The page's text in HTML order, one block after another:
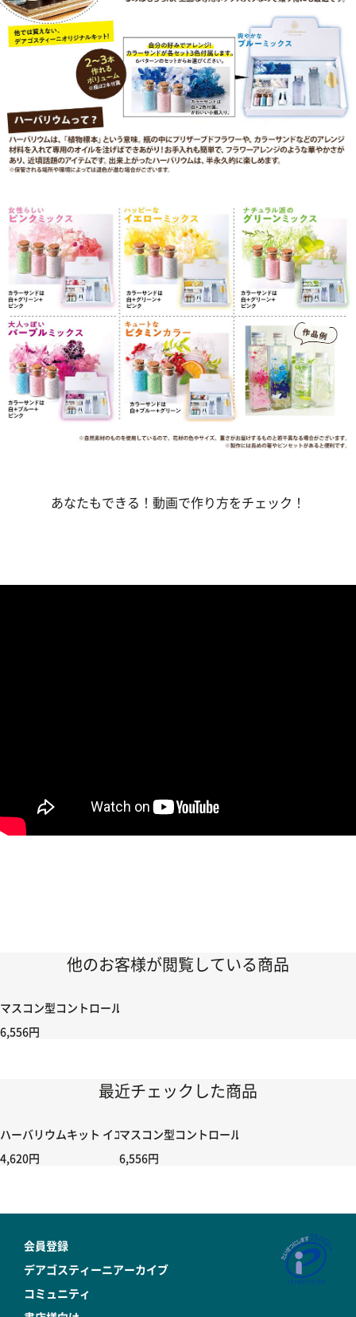
あなたもできる！動画で作り方をチェック！
他のお客様が閲覧している商品
マスコン型コントロールハンドル付き コントローラー＆ポイント切り
6,556円
最近チェックした商品
ハーバリウムキット イエロー
4,620円
マスコン型コントロールハンドル付き コント
6,556円
会員登録
デアゴスティーニアーカイブ
コミュニティ